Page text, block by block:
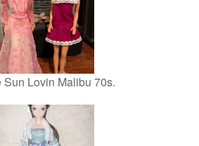
Sun Lovin Malibu 70s.